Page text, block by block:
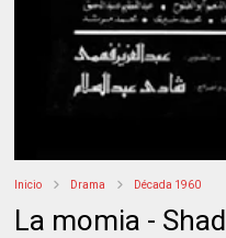
Inicio Drama Década 1960
La momia -